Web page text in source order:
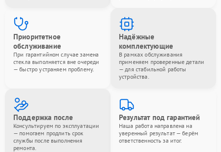
Приоритетное
обслуживание
При гарантийном случае замена
стекла выполняется вне очереди
— быстро устраняем проблему.
Надёжные
комплектующие
В рамках обслуживания
применяем проверенные детали
— для стабильной работы
устройства.
Поддержка после
Консультируем по эксплуатации
— помогаем продлить срок
службы после выполнения
ремонта.
Результат под гарантией
Наша работа направлена на
уверенный результат — берём
ответственность за итог.